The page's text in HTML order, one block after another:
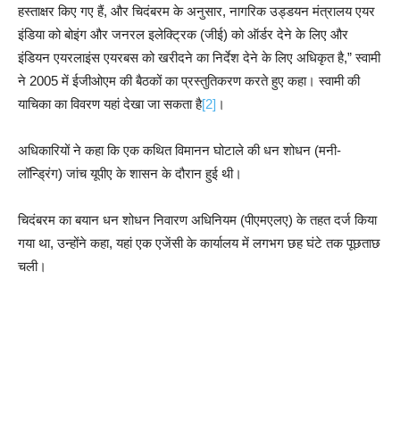
हस्ताक्षर किए गए हैं, और चिदंबरम के अनुसार, नागरिक उड्डयन मंत्रालय एयर
इंडिया को बोइंग और जनरल इलेक्ट्रिक (जीई) को ऑर्डर देने के लिए और
इंडियन एयरलाइंस एयरबस को खरीदने का निर्देश देने के लिए अधिकृत है,” स्वामी
ने 2005 में ईजीओएम की बैठकों का प्रस्तुतिकरण करते हुए कहा। स्वामी की
याचिका का विवरण यहां देखा जा सकता है[2] ।
अधिकारियों ने कहा कि एक कथित विमानन घोटाले की धन शोधन (मनी-
लॉन्ड्रिंग) जांच यूपीए के शासन के दौरान हुई थी।
चिदंबरम का बयान धन शोधन निवारण अधिनियम (पीएमएलए) के तहत दर्ज किया
गया था, उन्होंने कहा, यहां एक एजेंसी के कार्यालय में लगभग छह घंटे तक पूछताछ
चली।